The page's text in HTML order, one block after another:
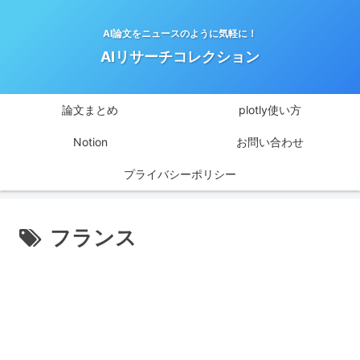
AI論文をニュースのように気軽に！
AIリサーチコレクション
論文まとめ plotly使い方
Notion お問い合わせ
プライバシーポリシー
フランス